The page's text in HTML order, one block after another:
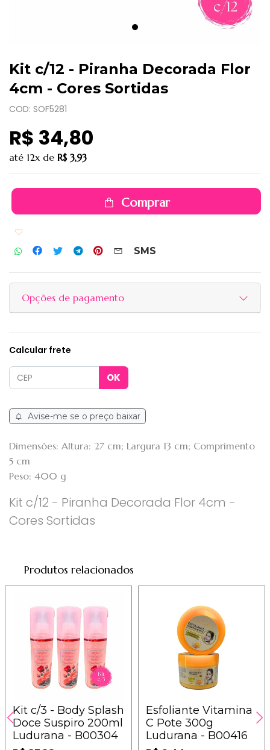
Kit c/12 - Piranha Decorada Flor
4cm - Cores Sortidas
COD: SOF5281
R$ 34,80
até 12x de R$ 3,93
Comprar
SMS
Opções de pagamento
Calcular frete
Avise-me se o preço baixar
Dimensões: Altura: 27 cm; Largura 13 cm; Comprimento
5 cm
Peso: 400 g
Kit c/12 - Piranha Decorada Flor 4cm -
Cores Sortidas
Produtos relacionados
Kit c/3 - Body Splash
Doce Suspiro 200ml
Ludurana - B00304
Esfoliante Vitamina
C Pote 300g
Ludurana - B00416